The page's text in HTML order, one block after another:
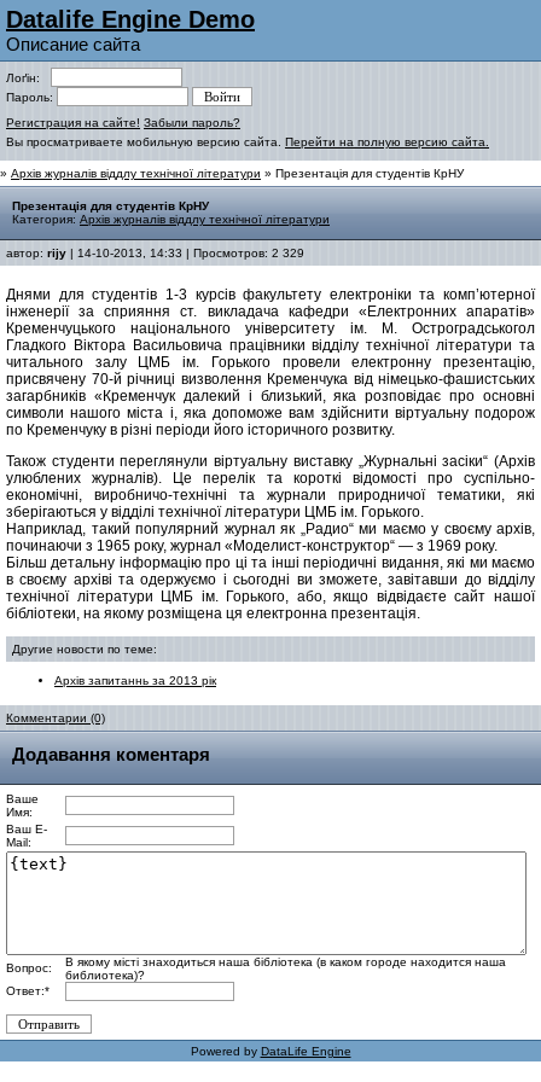
Datalife Engine Demo
Описание сайта
Лоґін:
Пароль:
Регистрация на сайте! Забыли пароль?
Вы просматриваете мобильную версию сайта. Перейти на полную версию сайта.
» Архів журналів віддлу технічної літератури » Презентація для студентів КрНУ
Презентація для студентів КрНУ
Категория: Архів журналів віддлу технічної літератури
автор: rijy | 14-10-2013, 14:33 | Просмотров: 2 329
Днями для студентів 1-3 курсів факультету електроніки та комп’ютерної
інженерії за сприяння ст. викладача кафедри «Електронних апаратів»
Кременчуцького національного університету ім. М. Остроградськогол
Гладкого Віктора Васильовича працівники відділу технічної літератури та
читального залу ЦМБ ім. Горького провели електронну презентацію,
присвячену 70-й річниці визволення Кременчука від німецько-фашистських
загарбників «Кременчук далекий і близький, яка розповідає про основні
символи нашого міста і, яка допоможе вам здійснити віртуальну подорож
по Кременчуку в різні періоди його історичного розвитку.
Також студенти переглянули віртуальну виставку „Журнальні засіки“ (Архів
улюблених журналів). Це перелік та короткі відомості про суспільно-
економічні, виробничо-технічні та журнали природничої тематики, які
зберігаються у відділі технічної літератури ЦМБ ім. Горького.
Наприклад, такий популярний журнал як „Радио“ ми маємо у своєму архів,
починаючи з 1965 року, журнал «Моделист-конструктор“ — з 1969 року.
Більш детальну інформацію про ці та інші періодичні видання, які ми маємо
в своєму архіві та одержуємо і сьогодні ви зможете, завітавши до відділу
технічної літератури ЦМБ ім. Горького, або, якщо відвідаєте сайт нашої
бібліотеки, на якому розміщена ця електронна презентація.
Другие новости по теме:
Архів запитаннь за 2013 рік
Комментарии (0)
Додавання коментаря
Ваше
Имя:
Ваш E-
Mail:
Вопрос:
В якому місті знаходиться наша бібліотека (в каком городе находится наша
библиотека)?
Ответ:*
Powered by DataLife Engine